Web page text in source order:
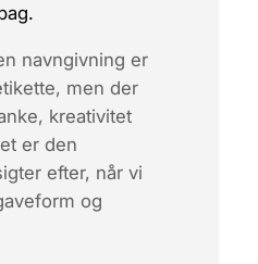
navngivning er
men der
kreativitet
er den
efter, når vi
og